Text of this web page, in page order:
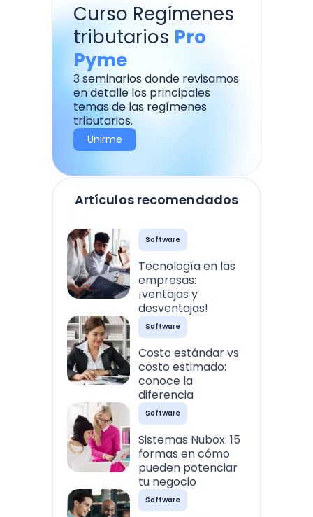
Artículos recomendados
Software
Tecnología en las
empresas:
¡ventajas y
desventajas!
Software
Costo estándar vs
costo estimado:
conoce la
diferencia
Software
Sistemas Nubox: 15
formas en cómo
pueden potenciar
tu negocio
Software
Curso Regímenes
tributarios Pro
Pyme
3 seminarios donde revisamos
en detalle los principales
temas de las regímenes
tributarios.
Unirme